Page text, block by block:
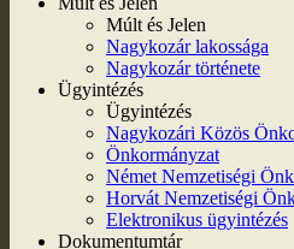
Múlt és Jelen
Nagykozár lakossága
Nagykozár története
Ügyintézés
Ügyintézés
Nagykozári Közös
Önkormányzat
Német Nemzetiségi
Horvát Nemzetiségi
Elektronikus ügyintézés
Dokumentumtár